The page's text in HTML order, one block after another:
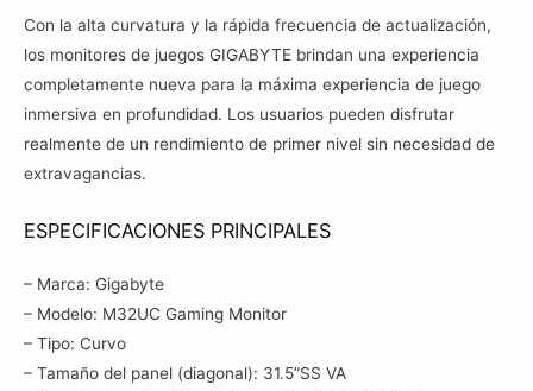
Con la alta curvatura y la rápida frecuencia de actualización,
los monitores de juegos GIGABYTE brindan una experiencia
completamente nueva para la máxima experiencia de juego
inmersiva en profundidad. Los usuarios pueden disfrutar
realmente de un rendimiento de primer nivel sin necesidad de
extravagancias.
ESPECIFICACIONES PRINCIPALES
– Marca: Gigabyte
– Modelo: M32UC Gaming Monitor
– Tipo: Curvo
– Tamaño del panel (diagonal): 31.5”SS VA